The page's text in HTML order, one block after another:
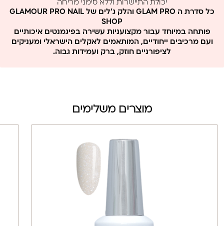
יכולת התיישרות וללא סימני מריחה
כל סדרת ה GLAM PRO והלק ג'לים של GLAMOUR PRO NAIL
SHOP
פותחה במיוחד עבור מקצועניות עשירה בפיגמנטים איכותיים
ועם מרכיבים ייחודיים, המותאמים לאקלים הישראלי ומעניקים
לציפורניים חוזק, ברק ועמידות גבוה.
מוצרים משלימים